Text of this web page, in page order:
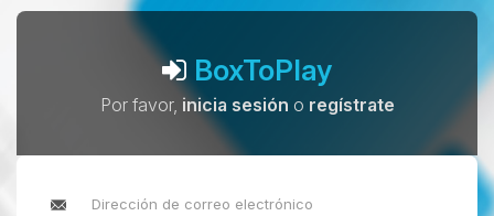
BoxToPlay
Por favor, inicia sesión o regístrate